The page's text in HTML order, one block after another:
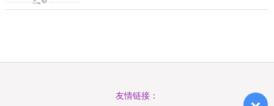
友情链接：